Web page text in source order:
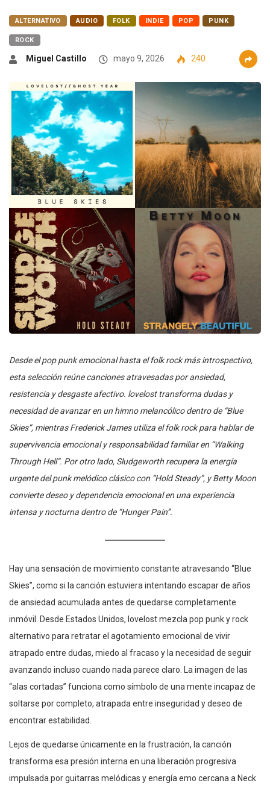
ALTERNATIVO AUDIO FOLK INDIE POP PUNK
ROCK
Miguel Castillo mayo 9, 2026 240
Desde el pop punk emocional hasta el folk rock más introspectivo,
esta selección reúne canciones atravesadas por ansiedad,
resistencia y desgaste afectivo. lovelost transforma dudas y
necesidad de avanzar en un himno melancólico dentro de “Blue
Skies”, mientras Frederick James utiliza el folk rock para hablar de
supervivencia emocional y responsabilidad familiar en “Walking
Through Hell”. Por otro lado, Sludgeworth recupera la energía
urgente del punk melódico clásico con “Hold Steady”, y Betty Moon
convierte deseo y dependencia emocional en una experiencia
intensa y nocturna dentro de “Hunger Pain”.
Hay una sensación de movimiento constante atravesando “Blue
Skies”, como si la canción estuviera intentando escapar de años
de ansiedad acumulada antes de quedarse completamente
inmóvil. Desde Estados Unidos, lovelost mezcla pop punk y rock
alternativo para retratar el agotamiento emocional de vivir
atrapado entre dudas, miedo al fracaso y la necesidad de seguir
avanzando incluso cuando nada parece claro. La imagen de las
“alas cortadas” funciona como símbolo de una mente incapaz de
soltarse por completo, atrapada entre inseguridad y deseo de
encontrar estabilidad.
Lejos de quedarse únicamente en la frustración, la canción
transforma esa presión interna en una liberación progresiva
impulsada por guitarras melódicas y energía emo cercana a Neck